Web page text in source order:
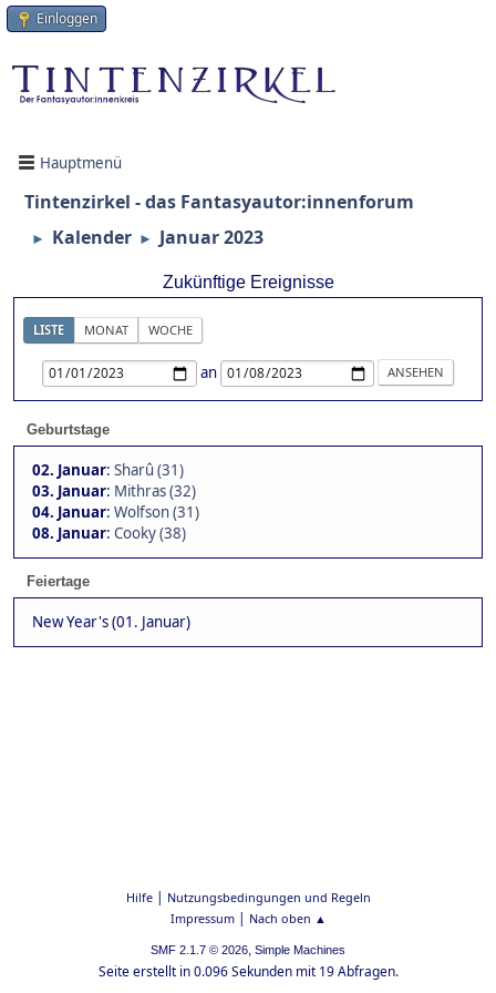
Einloggen
Hauptmenü
Tintenzirkel - das Fantasyautor:innenforum
► Kalender ► Januar 2023
Zukünftige Ereignisse
LISTE MONAT WOCHE
an
Geburtstage
02. Januar: Sharû (31)
03. Januar: Mithras (32)
04. Januar: Wolfson (31)
08. Januar: Cooky (38)
Feiertage
New Year's (01. Januar)
Hilfe| Nutzungsbedingungen und Regeln
Impressum| Nach oben ▲
SMF 2.1.7 © 2026, Simple Machines
Seite erstellt in 0.096 Sekunden mit 19 Abfragen.